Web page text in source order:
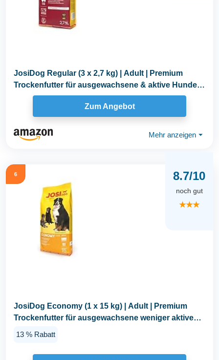
JosiDog Regular (3 x 2,7 kg) | Adult | Premium
Trockenfutter für ausgewachsene & aktive Hunde |
Zum Angebot
Mehr anzeigen ⏷
6 8.7/10
noch gut
★★★
JosiDog Economy (1 x 15 kg) | Adult | Premium
Trockenfutter für ausgewachsene weniger aktive
13 % Rabatt